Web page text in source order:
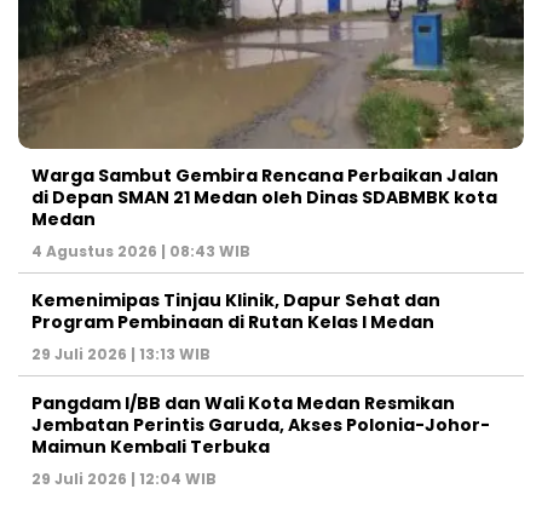
Warga Sambut Gembira Rencana Perbaikan Jalan
di Depan SMAN 21 Medan oleh Dinas SDABMBK kota
Medan
4 Agustus 2026 | 08:43 WIB
Kemenimipas Tinjau Klinik, Dapur Sehat dan
Program Pembinaan di Rutan Kelas I Medan
29 Juli 2026 | 13:13 WIB
Pangdam I/BB dan Wali Kota Medan Resmikan
Jembatan Perintis Garuda, Akses Polonia-Johor-
Maimun Kembali Terbuka
29 Juli 2026 | 12:04 WIB